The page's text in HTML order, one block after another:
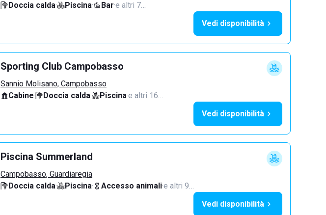
Doccia calda· Piscina· Bar·e altri 7…
Vedi disponibilità
Sporting Club Campobasso
Sannio Molisano, Campobasso
Cabine· Doccia calda· Piscina·e altri 16…
Vedi disponibilità
Piscina Summerland
Campobasso, Guardiaregia
Doccia calda· Piscina· Accesso animali·e altri 9…
Vedi disponibilità